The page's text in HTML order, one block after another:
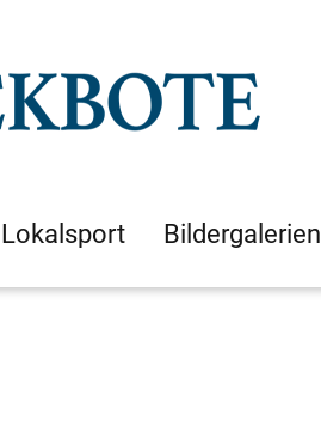
Lokalsport Bildergalerien